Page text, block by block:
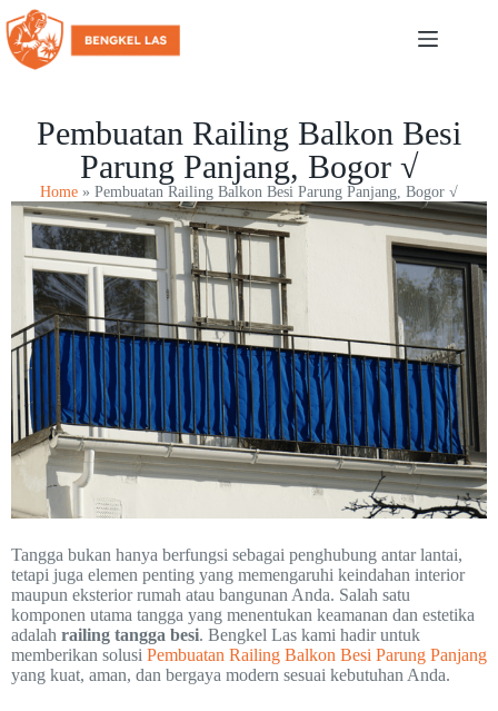
Pembuatan Railing Balkon Besi
Parung Panjang, Bogor √
Home » Pembuatan Railing Balkon Besi Parung Panjang, Bogor √
Tangga bukan hanya berfungsi sebagai penghubung antar lantai,
tetapi juga elemen penting yang memengaruhi keindahan interior
maupun eksterior rumah atau bangunan Anda. Salah satu
komponen utama tangga yang menentukan keamanan dan estetika
adalah railing tangga besi. Bengkel Las kami hadir untuk
memberikan solusi Pembuatan Railing Balkon Besi Parung Panjang
yang kuat, aman, dan bergaya modern sesuai kebutuhan Anda.